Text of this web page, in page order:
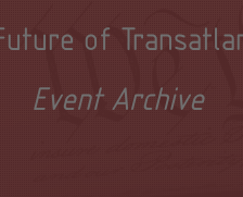
of
Event Archive